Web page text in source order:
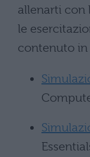
allenarti con
le
contenuto